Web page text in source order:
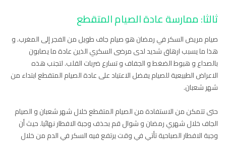
ثالثا: ممارسة عادة الصيام المتقطع
صيام مريض السكر في رمضان هو صيام جاف طويل من الفجر إلى المغرب. و
هذا ما يسبب ارهاق شديد لدى مرضى السكري الذين عادة ما يصابون
بالصداع و هبوط الضغط و الجفاف و تسارع ضربات القلب. لتجنب هذه
الاعراض الطبيعية للصيام يفضل الاعتياد على عادة الصيام المتقطع ابتداء من
شهر شعبان.
حتى تتمكن من الاستفادة من الصيام المتقطع خلال شهر شعبان و الصيام
الجاف خلال شهري رمضان و شوال قم بحذف وجبة الافطار نهائيا. حيث أن
وجبة الافطار الصباحية تأتي في وقت يرتفع فيه السكر في الدم من خلال